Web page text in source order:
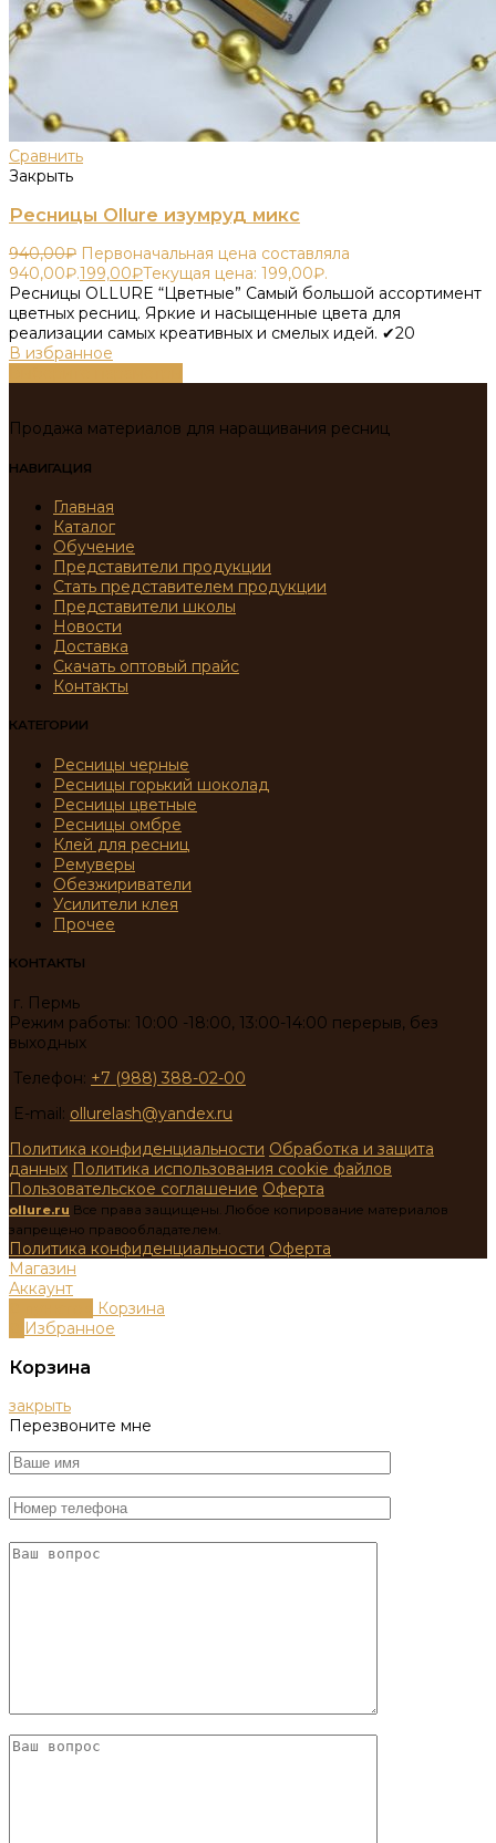
Сравнить
Закрыть
Ресницы Ollure изумруд микс
940,00₽ Первоначальная цена составляла
940,00₽.199,00₽Текущая цена: 199,00₽.
Ресницы OLLURE “Цветные” Самый большой ассортимент
цветных ресниц. Яркие и насыщенные цвета для
реализации самых креативных и смелых идей. ✔20
В избранное
Продажа материалов для наращивания ресниц
НАВИГАЦИЯ
Главная
Каталог
Обучение
Представители продукции
Стать представителем продукции
Представители школы
Новости
Доставка
Скачать оптовый прайс
Контакты
КАТЕГОРИИ
Ресницы черные
Ресницы горький шоколад
Ресницы цветные
Ресницы омбре
Клей для ресниц
Ремуверы
Обезжириватели
Усилители клея
Прочее
КОНТАКТЫ
г. Пермь
Режим работы: 10:00 -18:00, 13:00-14:00 перерыв, без
выходных
Телефон: +7 (988) 388-02-00
E-mail: ollurelash@yandex.ru
Политика конфиденциальности Обработка и защита
данных Политика использования cookie файлов
Пользовательское соглашение Оферта
ollure.ru Все права защищены. Любое копирование материалов
запрещено правообладателем.
Политика конфиденциальности Оферта
Магазин
Аккаунт
Корзина
Избранное
Корзина
закрыть
Перезвоните мне